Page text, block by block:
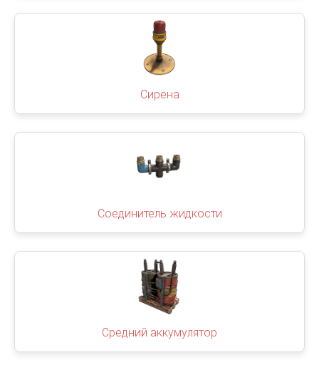
Сирена
Соединитель жидкости
Средний аккумулятор